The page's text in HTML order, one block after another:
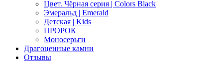
Цвет. Чёрная серия | Colors Black
Эмеральд | Emerald
Детская | Kids
ПРОРОК
Моносерьги
Драгоценные камни
Отзывы